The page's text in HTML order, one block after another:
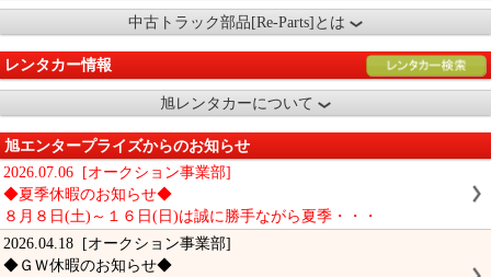
中古トラック部品[Re-Parts]とは
レンタカー情報
旭レンタカーについて
旭エンタープライズからのお知らせ
2026.07.06 [オークション事業部]
◆夏季休暇のお知らせ◆
８月８日(土)～１６日(日)は誠に勝手ながら夏季・・・
2026.04.18 [オークション事業部]
◆ＧＷ休暇のお知らせ◆